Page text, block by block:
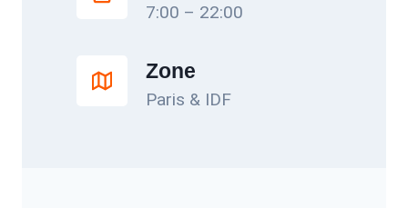
7:00 – 22:00
Zone
Paris & IDF